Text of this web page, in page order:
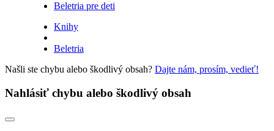
Beletria pre deti
Knihy
Beletria
Našli ste chybu alebo škodlivý obsah? Dajte nám, prosím, vedieť!
Nahlásiť chybu alebo škodlivý obsah